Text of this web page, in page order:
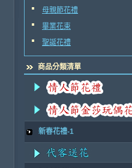
母親節花禮
畢業花束
聖誕花禮
商品分類清單
新春花禮-1